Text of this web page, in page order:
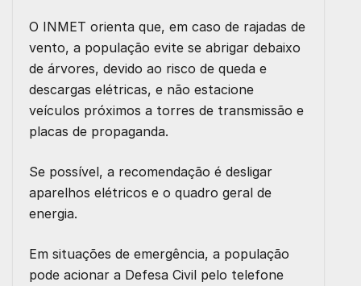
O INMET orienta que, em caso de rajadas de
vento, a população evite se abrigar debaixo
de árvores, devido ao risco de queda e
descargas elétricas, e não estacione
veículos próximos a torres de transmissão e
placas de propaganda.
Se possível, a recomendação é desligar
aparelhos elétricos e o quadro geral de
energia.
Em situações de emergência, a população
pode acionar a Defesa Civil pelo telefone